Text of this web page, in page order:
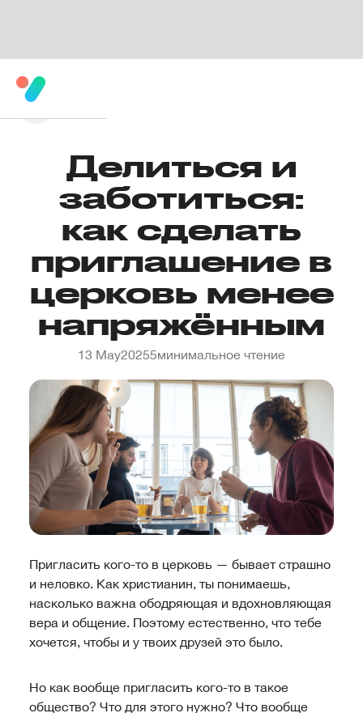
Делиться и
заботиться:
как сделать
приглашение в
церковь менее
напряжённым
13 May20255минимальное чтение
Пригласить кого-то в церковь — бывает страшно
и неловко. Как христианин, ты понимаешь,
насколько важна ободряющая и вдохновляющая
вера и общение. Поэтому естественно, что тебе
хочется, чтобы и у твоих друзей это было.
Но как вообще пригласить кого-то в такое
общество? Что для этого нужно? Что вообще